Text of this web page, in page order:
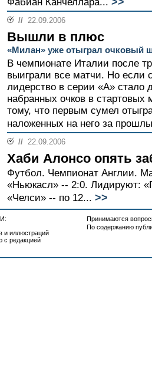
Фабиан Канчеллара...
// 22.09.2006
Вышли в плюс
«Милан» уже отыграл очковый
В чемпионате Италии после
выиграли все матчи. Но если
лидерство в серии «А» стало
набранных очков в стартовых
тому, что первым сумел
наложенных на него за
// 22.09.2006
Хаби Алонсо опять
Футбол. Чемпионат Англии.
«Ньюкасл» -- 2:0. Лидируют:
«Челси» -- по 12... >>
и иллюстраций
с редакцией
Принимаются
По содержанию